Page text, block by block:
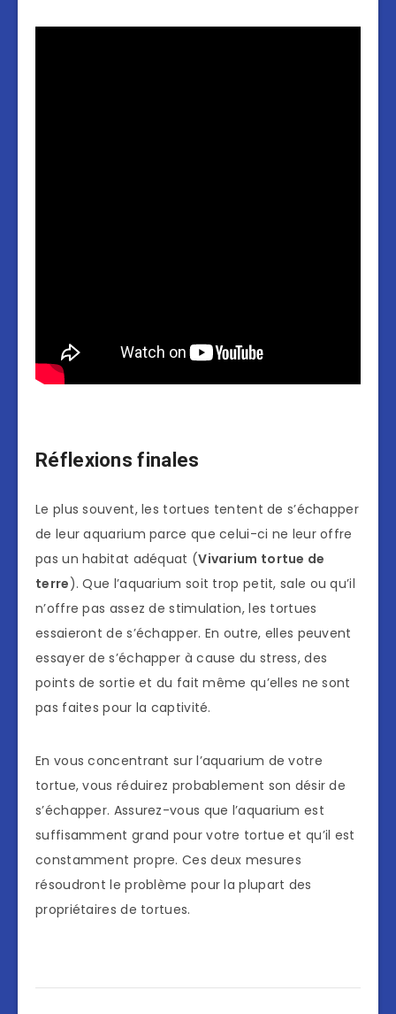
Réflexions finales
Le plus souvent, les tortues tentent de s’échapper
de leur aquarium parce que celui-ci ne leur offre
pas un habitat adéquat (Vivarium tortue de
terre). Que l’aquarium soit trop petit, sale ou qu’il
n’offre pas assez de stimulation, les tortues
essaieront de s’échapper. En outre, elles peuvent
essayer de s’échapper à cause du stress, des
points de sortie et du fait même qu’elles ne sont
pas faites pour la captivité.
En vous concentrant sur l’aquarium de votre
tortue, vous réduirez probablement son désir de
s’échapper. Assurez-vous que l’aquarium est
suffisamment grand pour votre tortue et qu’il est
constamment propre. Ces deux mesures
résoudront le problème pour la plupart des
propriétaires de tortues.